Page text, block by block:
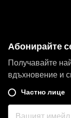
Абонирайте
Получавайте
вдъхновение и
Частно лице